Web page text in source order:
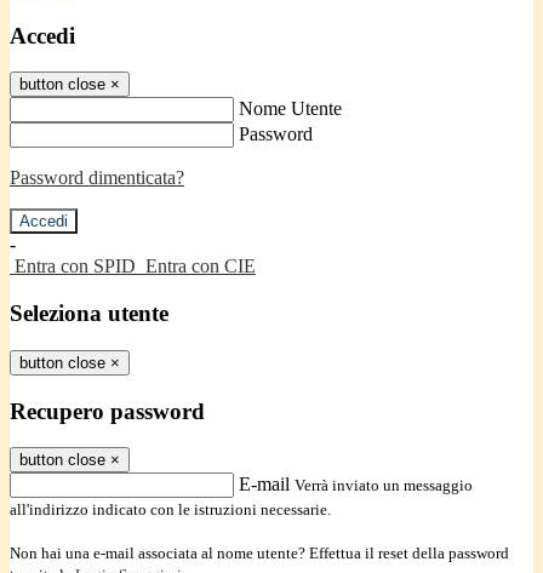
Accedi
button close ×
Nome Utente
Password
Password dimenticata?
-
Entra con SPID Entra con CIE
Seleziona utente
button close ×
Recupero password
button close ×
E-mail Verrà inviato un messaggio
all'indirizzo indicato con le istruzioni necessarie.
Non hai una e-mail associata al nome utente? Effettua il reset della password